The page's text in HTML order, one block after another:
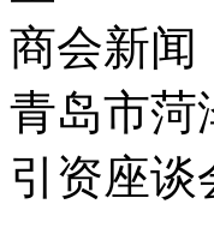
商会新闻
青岛市菏
引资座谈